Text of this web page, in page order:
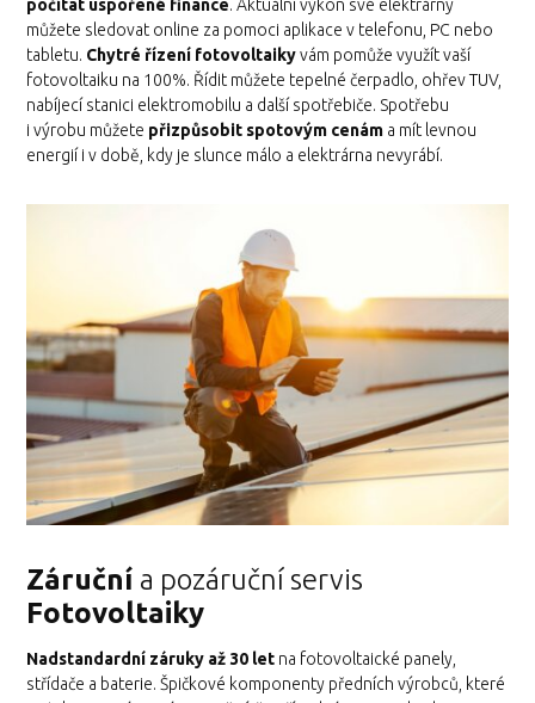
počítat uspořené finance. Aktuální výkon své elektrárny
můžete sledovat online za pomoci aplikace v telefonu, PC nebo
tabletu. Chytré řízení fotovoltaikyvám pomůže využít vaší
fotovoltaiku na 100%. Řídit můžete tepelné čerpadlo, ohřev TUV,
nabíjecí stanici elektromobilu a další spotřebiče. Spotřebu
i výrobu můžete přizpůsobit spotovým cenám a mít levnou
energií i v době, kdy je slunce málo a elektrárna nevyrábí.
Záruční a pozáruční servis
Fotovoltaiky
Nadstandardní záruky až 30 let na fotovoltaické panely,
střídače a baterie. Špičkové komponenty předních výrobců, které